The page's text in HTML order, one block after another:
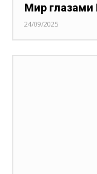
Мир глазами
24/09/2025